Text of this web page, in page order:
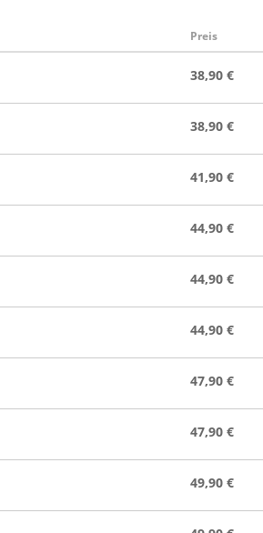
Preis
38,90 €
38,90 €
41,90 €
44,90 €
44,90 €
44,90 €
47,90 €
47,90 €
49,90 €